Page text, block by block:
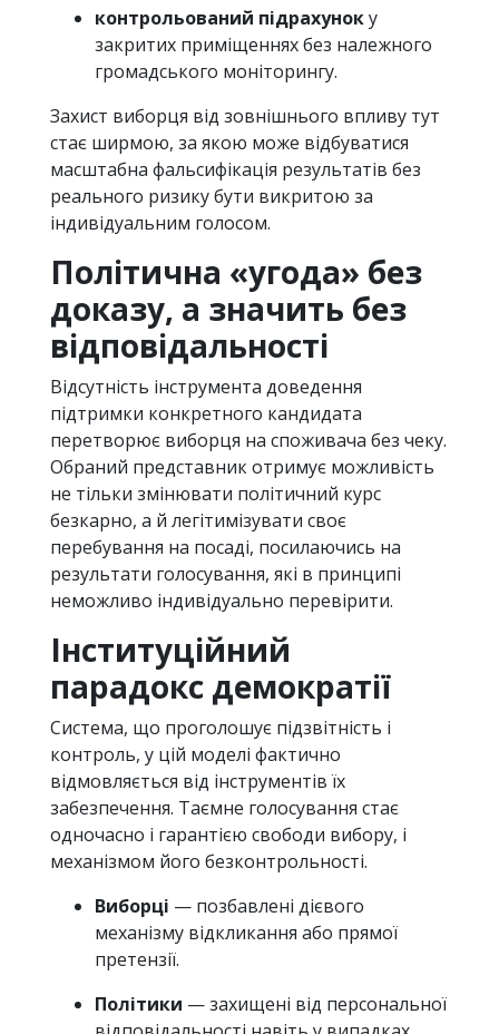
контрольований підрахуноку
закритих приміщеннях без належного
громадського моніторингу.
Захист виборця від зовнішнього впливу тут
стає ширмою, за якою може відбуватися
масштабна фальсифікація результатів без
реального ризику бути викритою за
індивідуальним голосом.
Політична «угода» без
доказу, а значить без
відповідальності
Відсутність інструмента доведення
підтримки конкретного кандидата
перетворює виборця на споживача без чеку.
Обраний представник отримує можливість
не тільки змінювати політичний курс
безкарно, а й легітимізувати своє
перебування на посаді, посилаючись на
результати голосування, які в принципі
неможливо індивідуально перевірити.
Інституційний
парадокс демократії
Система, що проголошує підзвітність і
контроль, у цій моделі фактично
відмовляється від інструментів їх
забезпечення. Таємне голосування стає
одночасно і гарантією свободи вибору, і
механізмом його безконтрольності.
Виборці — позбавлені дієвого
механізму відкликання або прямої
претензії.
Політики — захищені від персональної